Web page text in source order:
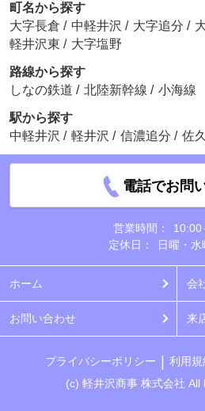
町名から探す
大字長倉 / 中軽井沢 / 大字追分 /
軽井沢東 / 大字塩野
路線から探す
しなの鉄道 / 北陸新幹線 / 小海線
駅から探す
中軽井沢 / 軽井沢 / 信濃追分 / 佐
電話でお問
営業時間：
10:00
定休日：
日曜・
ホーム 会
お問い合わせ 来
プライバシーポリシー 利用規
(c) 軽井沢商事 株式会社 All